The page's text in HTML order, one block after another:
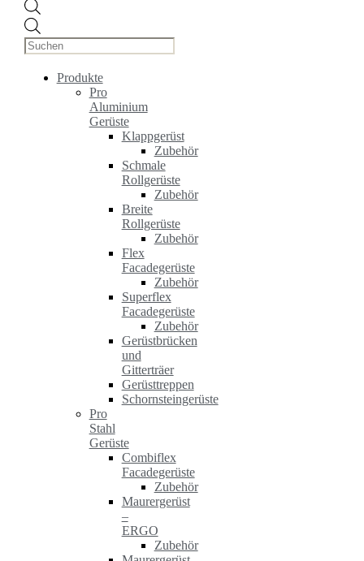
search
Produkte
Pro
Aluminium
Gerüste
Klappgerüst
Zubehör
Schmale
Rollgerüste
Zubehör
Breite
Rollgerüste
Zubehör
Flex
Facadegerüste
Zubehör
Superflex
Facadegerüste
Zubehör
Gerüstbrücken
und
Gitterträer
Gerüsttreppen
Schornsteingerüste
Pro
Stahl
Gerüste
Combiflex
Facadegerüste
Zubehör
Maurergerüst
–
ERGO
Zubehör